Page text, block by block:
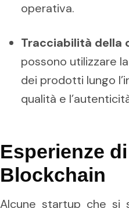
operativa.
Tracciabilità della
possono utilizzare
dei prodotti lungo
qualità e
Esperienze
Blockchain
Alcune startup che si